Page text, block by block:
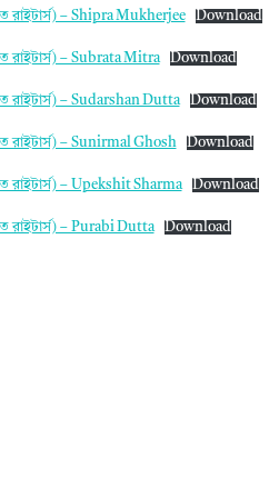
রাইটার্স) – Shipra Mukherjee Download
রাইটার্স) – Subrata Mitra Download
রাইটার্স) – Sudarshan Dutta Download
রাইটার্স) – Sunirmal Ghosh Download
রাইটার্স) – Upekshit Sharma Download
রাইটার্স) – Purabi Dutta Download